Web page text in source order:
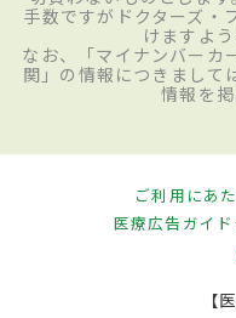
手数ですがドクターズ・
けますよ
なお、「マイナンバーカ
関」の情報につきまして
情報を掲
ご利用にあ
医療広告ガイ
【